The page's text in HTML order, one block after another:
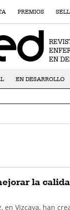
PREMIOS
EN DESARROLLO
la
en Vizcaya, han